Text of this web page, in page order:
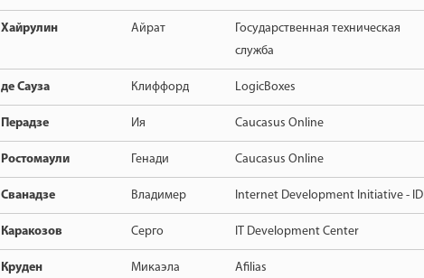
Хайрулин Айрат
Государственная техническая
служба
де Сауза Клиффорд LogicBoxes
Перадзе Ия Caucasus Online
Ростомаули Генади Caucasus Online
Сванадзе Владимер Internet Development Initiative - IDI
Каракозов Серго IT Development Center
Круден Микаэла Afilias